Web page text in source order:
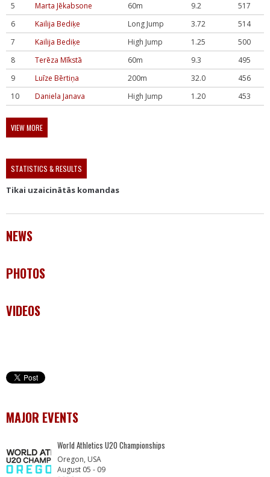
5
Marta Jēkabsone 60m 9.2
517
6
Kailija Bediķe Long Jump 3.72
514
7
Kailija Bediķe High Jump 1.25
500
8
Terēza Mīkstā 60m 9.3
495
9
Luīze Bērtiņa 200m 32.0
456
10
Daniela Janava High Jump 1.20 453
VIEW MORE
STATISTICS & RESULTS
Tikai uzaicinātās komandas
NEWS
PHOTOS
VIDEOS
MAJOR EVENTS
World Athletics U20 Championships
Oregon, USA
August 05 - 09